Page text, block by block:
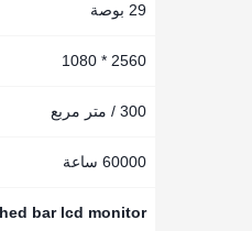
29 بوصة
2560 * 1080
300 / متر مربع
60000 ساعة
bar lcd monitor